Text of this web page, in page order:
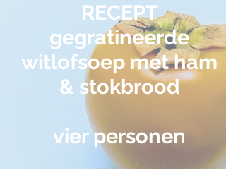
RECEPT
gegratineerde
witlofsoep met ham
& stokbrood
vier personen